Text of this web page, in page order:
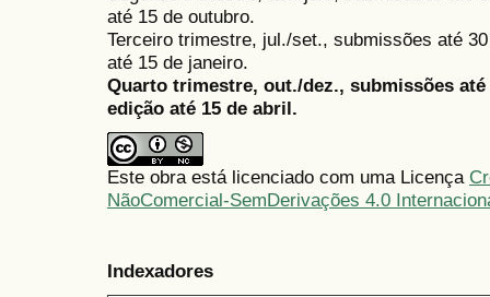
até 15 de outubro.
Terceiro trimestre, jul./set., submissões até
até 15 de janeiro.
Quarto trimestre, out./dez., submissões
edição até 15 de abril.
Este obra está licenciado com uma Licença
NãoComercial-SemDerivações 4.0
Indexadores